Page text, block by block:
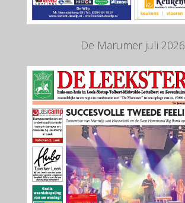
De Marumer juli 2026